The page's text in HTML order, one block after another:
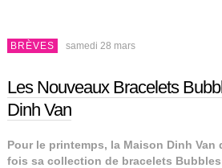
BRÈVES samedi 28 mars
Les Nouveaux Bracelets
Dinh Van
Pour le printemps, la Maison Dinh
fois sa collection de bracelets